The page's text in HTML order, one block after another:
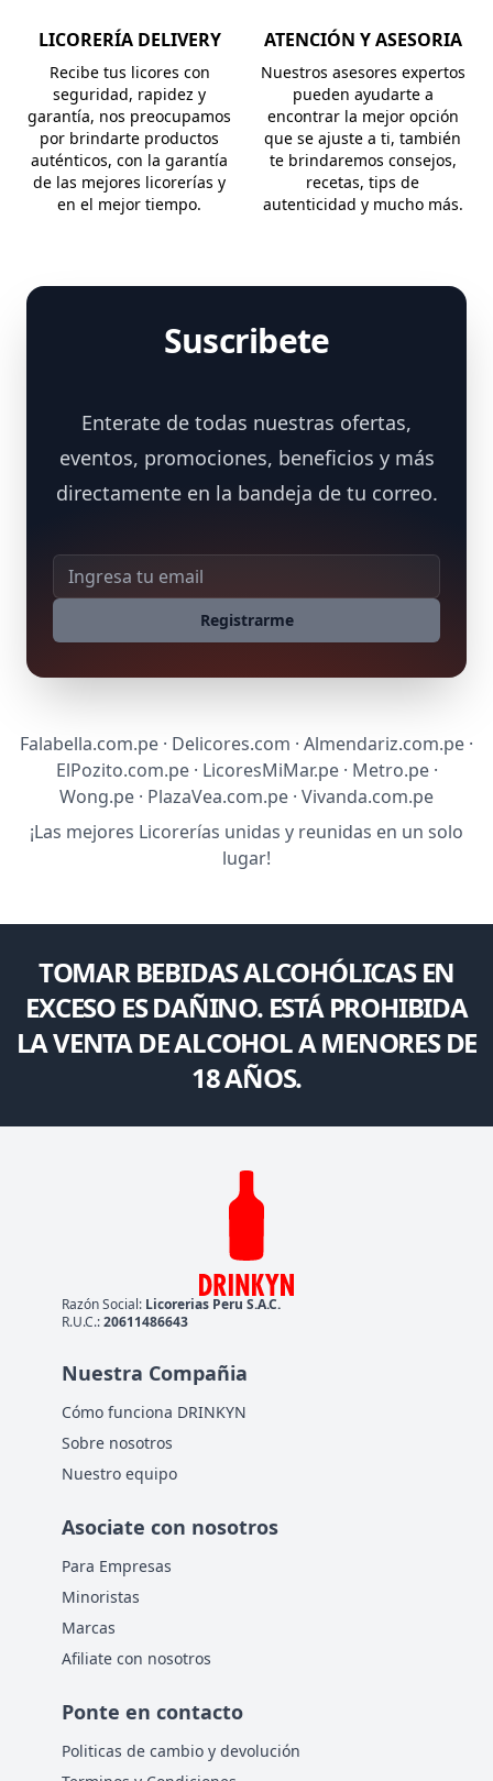
LICORERÍA DELIVERY
Recibe tus licores con
seguridad, rapidez y
garantía, nos preocupamos
por brindarte productos
auténticos, con la garantía
de las mejores licorerías y
en el mejor tiempo.
ATENCIÓN Y ASESORIA
Nuestros asesores expertos
pueden ayudarte a
encontrar la mejor opción
que se ajuste a ti, también
te brindaremos consejos,
recetas, tips de
autenticidad y mucho más.
Suscribete
Enterate de todas nuestras ofertas,
eventos, promociones, beneficios y más
directamente en la bandeja de tu correo.
Dirección de correo
Registrarme
Falabella.com.pe · Delicores.com · Almendariz.com.pe ·
ElPozito.com.pe · LicoresMiMar.pe · Metro.pe ·
Wong.pe · PlazaVea.com.pe · Vivanda.com.pe
¡Las mejores Licorerías unidas y reunidas en un solo
lugar!
TOMAR BEBIDAS ALCOHÓLICAS EN
EXCESO ES DAÑINO. ESTÁ PROHIBIDA
LA VENTA DE ALCOHOL A MENORES DE
18 AÑOS.
Razón Social: Licorerias Peru S.A.C.
R.U.C.:20611486643
Nuestra Compañia
Cómo funciona DRINKYN
Sobre nosotros
Nuestro equipo
Asociate con nosotros
Para Empresas
Minoristas
Marcas
Afiliate con nosotros
Ponte en contacto
Politicas de cambio y devolución